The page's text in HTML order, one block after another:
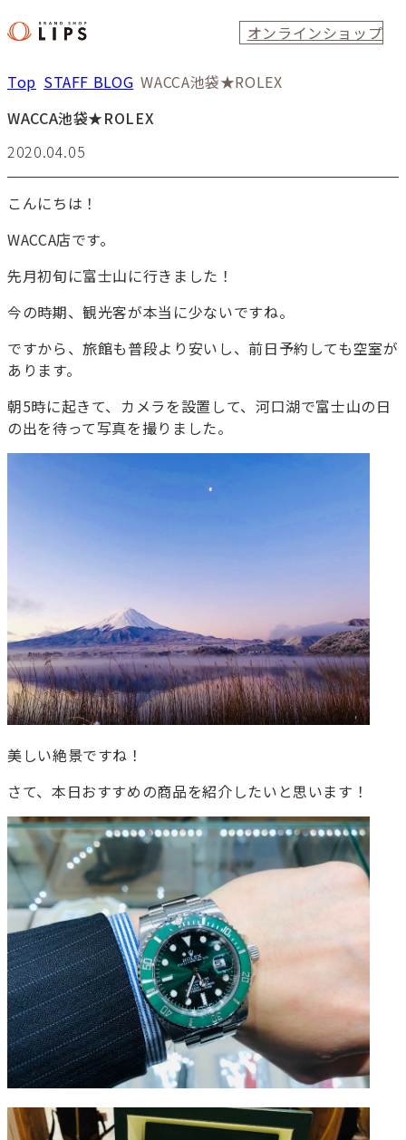
オンラインショップ
Top STAFF BLOG WACCA池袋★ROLEX
WACCA池袋★ROLEX
2020.04.05
こんにちは！
WACCA店です。
先月初旬に富士山に行きました！
今の時期、観光客が本当に少ないですね。
ですから、旅館も普段より安いし、前日予約しても空室が
あります。
朝5時に起きて、カメラを設置して、河口湖で富士山の日
の出を待って写真を撮りました。
美しい絶景ですね！
さて、本日おすすめの商品を紹介したいと思います！